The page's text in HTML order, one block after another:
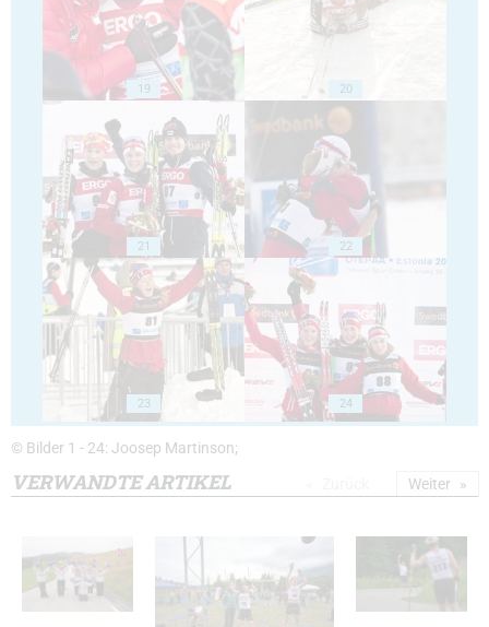
19 20
21 22
23 24
© Bilder 1 - 24: Joosep Martinson;
VERWANDTE ARTIKEL Weiter